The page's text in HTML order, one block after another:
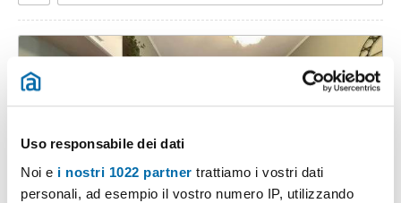
Uso responsabile dei dati
Noi e i nostri 1022 partner trattiamo i vostri dati
personali, ad esempio il vostro numero IP, utilizzando